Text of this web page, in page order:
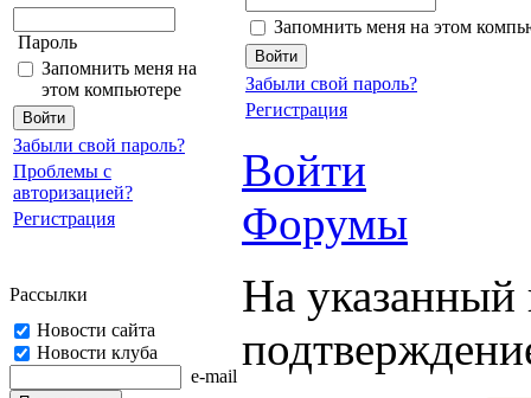
Пароль
Запомнить меня на
этом компьютере
Забыли свой пароль?
Проблемы с
авторизацией?
Регистрация
Рассылки
Новости сайта
Новости клуба
e-mail
Запомнить меня на этом
Забыли свой пароль?
Регистрация
Войти
Форумы
На указанный